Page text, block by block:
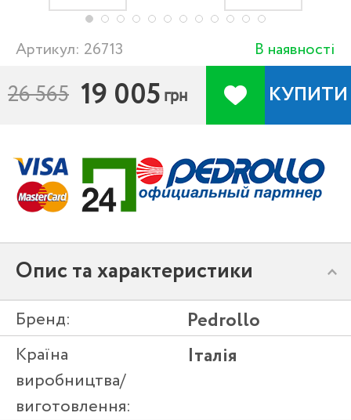
Артикул: 26713 В наявності
26 565 19 005 грн КУПИТИ
Опис та характеристики
Бренд: Pedrollo
Країна
виробництва/
виготовлення:
Італія